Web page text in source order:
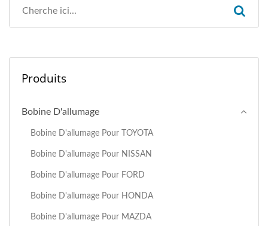
Produits
Bobine D'allumage
Bobine D'allumage Pour TOYOTA
Bobine D'allumage Pour NISSAN
Bobine D'allumage Pour FORD
Bobine D'allumage Pour HONDA
Bobine D'allumage Pour MAZDA